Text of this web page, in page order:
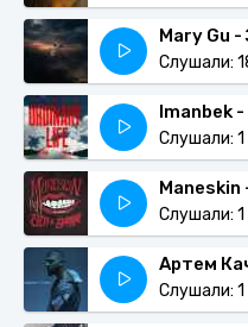
Mary Gu -
Слушали:
Слушали: 1
Слушали: 1
Слушали: 1